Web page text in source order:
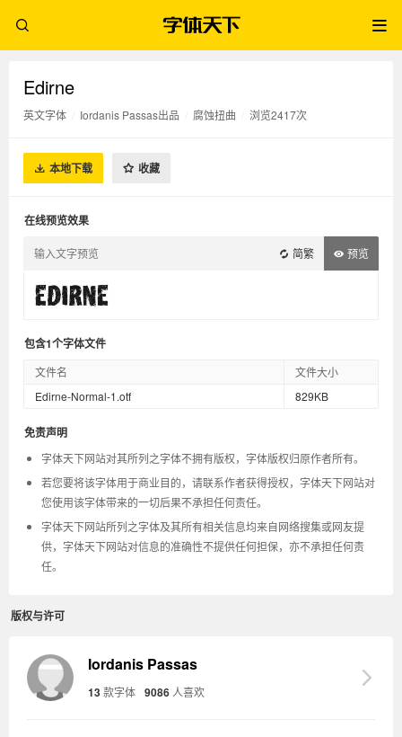
Edirne
英文字体 Iordanis Passas出品 腐蚀扭曲 浏览2417次
本地下载 收藏
在线预览效果
简繁 预览
包含1个字体文件
文件名
文件大小
Edirne-Normal-1.otf
829KB
免责声明
字体天下网站对其所列之字体不拥有版权，字体版权归原作者所有。
若您要将该字体用于商业目的，请联系作者获得授权，字体天下网站对
您使用该字体带来的一切后果不承担任何责任。
字体天下网站所列之字体及其所有相关信息均来自网络搜集或网友提
供，字体天下网站对信息的准确性不提供任何担保，亦不承担任何责
任。
版权与许可
Iordanis Passas
13款字体 9086 人喜欢